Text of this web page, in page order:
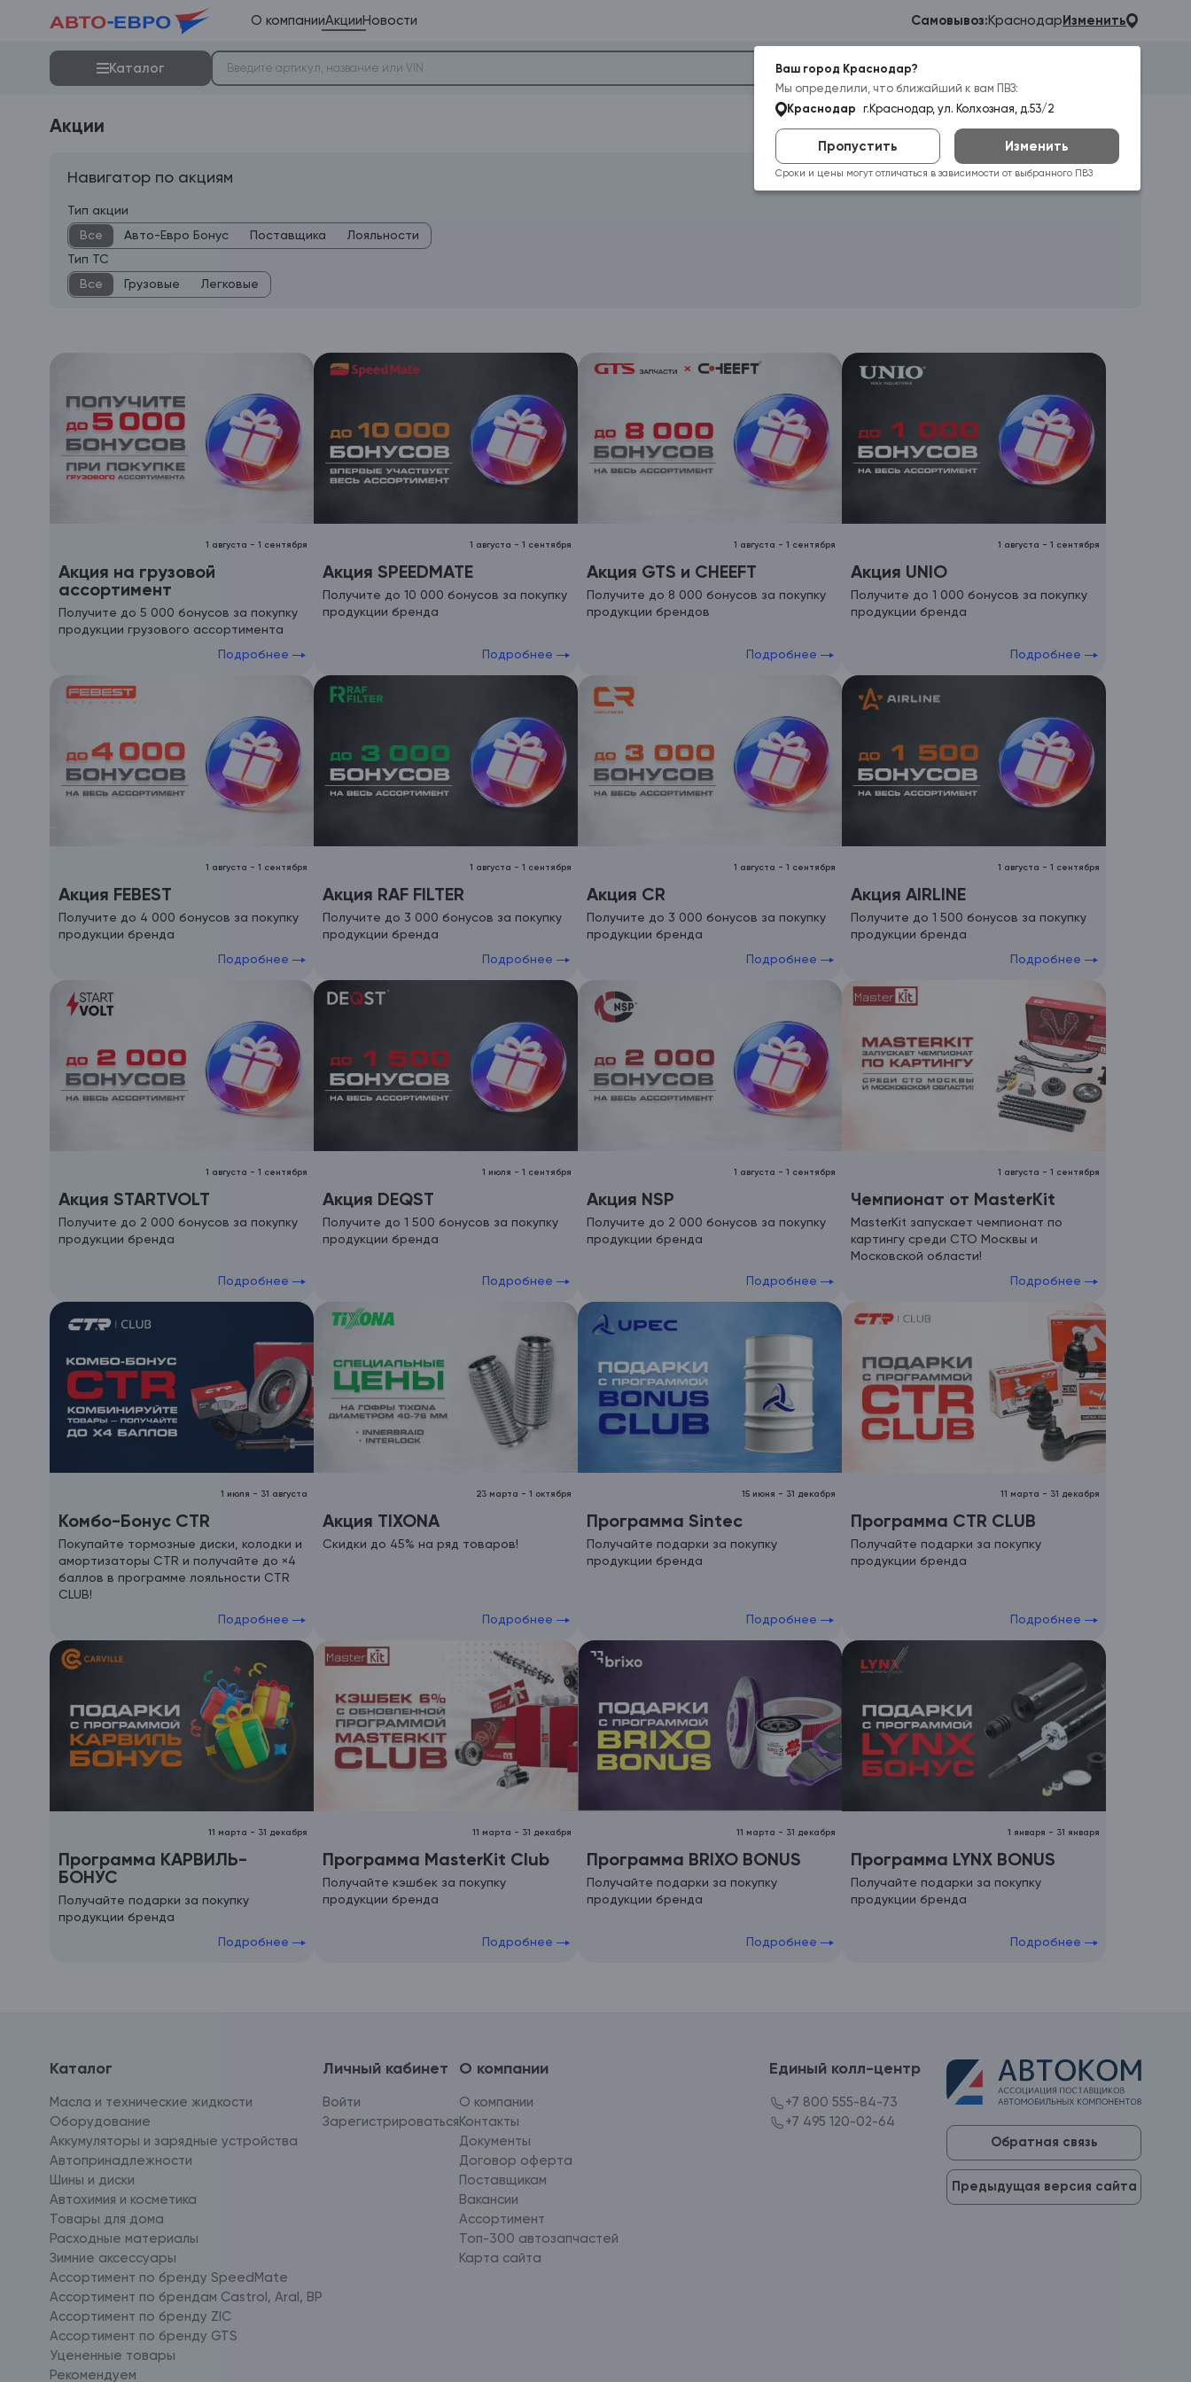
О компанииАкции Новости Самовывоз: Краснодар Изменить
Ваш город Краснодар?
Мы определили, что ближайший к вам ПВЗ:
Краснодар
г.Краснодар, ул. Колхозная, д.53/2
Пропустить Изменить
Сроки и цены могут отличаться в зависимости от выбранного ПВЗ
Каталог
Гараж
Акции
Навигатор по акциям Активные Прошедшие
Тип акции
Все
Авто-Евро Бонус Поставщика
Лояльности
Тип ТС
Все
Грузовые Легковые
1 августа - 1 сентября
Акция на грузовой
ассортимент
Получите до 5 000 бонусов за покупку
продукции грузового ассортимента
Подробнее
1 августа - 1 сентября
Акция SPEEDMATE
Получите до 10 000 бонусов за покупку
продукции бренда
Подробнее
1 августа - 1 сентября
Акция GTS и CHEEFT
Получите до 8 000 бонусов за покупку
продукции брендов
Подробнее
1 августа - 1 сентября
Акция UNIO
Получите до 1 000 бонусов за покупку
продукции бренда
Подробнее
1 августа - 1 сентября
Акция FEBEST
Получите до 4 000 бонусов за покупку
продукции бренда
Подробнее
1 августа - 1 сентября
Акция RAF FILTER
Получите до 3 000 бонусов за покупку
продукции бренда
Подробнее
1 августа - 1 сентября
Акция CR
Получите до 3 000 бонусов за покупку
продукции бренда
Подробнее
1 августа - 1 сентября
Акция AIRLINE
Получите до 1 500 бонусов за покупку
продукции бренда
Подробнее
1 августа - 1 сентября
Акция STARTVOLT
Получите до 2 000 бонусов за покупку
продукции бренда
Подробнее
1 июля - 1 сентября
Акция DEQST
Получите до 1 500 бонусов за покупку
продукции бренда
Подробнее
1 августа - 1 сентября
Акция NSP
Получите до 2 000 бонусов за покупку
продукции бренда
Подробнее
1 августа - 1 сентября
Чемпионат от MasterKit
MasterKit запускает чемпионат по
картингу среди СТО Москвы и
Московской области!
Подробнее
1 июля - 31 августа
Комбо-Бонус CTR
Покупайте тормозные диски, колодки и
амортизаторы CTR и получайте до ×4
баллов в программе лояльности CTR
CLUB!
Подробнее
23 марта - 1 октября
Акция TIXONA
Скидки до 45% на ряд товаров!
Подробнее
15 июня - 31 декабря
Программа Sintec
Получайте подарки за покупку
продукции бренда
Подробнее
11 марта - 31 декабря
Программа CTR CLUB
Получайте подарки за покупку
продукции бренда
Подробнее
11 марта - 31 декабря
Программа КАРВИЛЬ-
БОНУС
Получайте подарки за покупку
продукции бренда
Подробнее
11 марта - 31 декабря
Программа MasterKit Club
Получайте кэшбек за покупку
продукции бренда
Подробнее
11 марта - 31 декабря
Программа BRIXO BONUS
Получайте подарки за покупку
продукции бренда
Подробнее
1 января - 31 января
Программа LYNX BONUS
Получайте подарки за покупку
продукции бренда
Подробнее
Каталог
Масла и технические жидкости
Оборудование
Аккумуляторы и зарядные устройства
Автопринадлежности
Шины и диски
Автохимия и косметика
Товары для дома
Расходные материалы
Зимние аксессуары
Ассортимент по бренду SpeedMate
Ассортимент по брендам Castrol, Aral, BP
Ассортимент по бренду ZIC
Ассортимент по бренду GTS
Уцененные товары
Рекомендуем
Личный кабинет
Войти
Зарегистрироваться
О компании
О компании
Контакты
Документы
Договор оферта
Поставщикам
Вакансии
Ассортимент
Топ-300 автозапчастей
Карта сайта
Единый колл-центр
+7 800 555-84-73
+7 495 120-02-64
Обратная связь
Предыдущая версия сайта